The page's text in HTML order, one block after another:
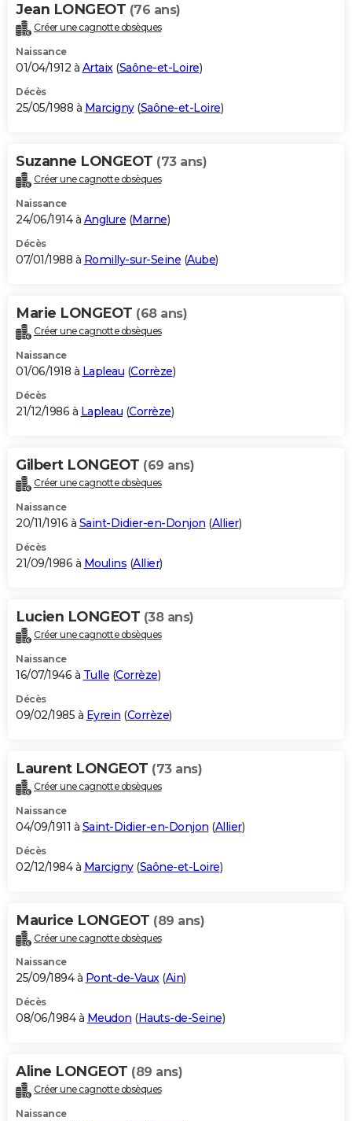
Jean LONGEOT (76 ans)
Créer une cagnotte obsèques
Naissance
01/04/1912 à Artaix(Saône-et-Loire)
Décès
25/05/1988 à Marcigny(Saône-et-Loire)
Suzanne LONGEOT (73 ans)
Créer une cagnotte obsèques
Naissance
24/06/1914 à Anglure (Marne)
Décès
07/01/1988 à Romilly-sur-Seine (Aube)
Marie LONGEOT (68 ans)
Créer une cagnotte obsèques
Naissance
01/06/1918 à Lapleau (Corrèze)
Décès
21/12/1986 à Lapleau (Corrèze)
Gilbert LONGEOT (69 ans)
Créer une cagnotte obsèques
Naissance
20/11/1916 à Saint-Didier-en-Donjon (Allier)
Décès
21/09/1986 à Moulins (Allier)
Lucien LONGEOT (38 ans)
Créer une cagnotte obsèques
Naissance
16/07/1946 à Tulle (Corrèze)
Décès
09/02/1985 à Eyrein (Corrèze)
Laurent LONGEOT (73 ans)
Créer une cagnotte obsèques
Naissance
04/09/1911 à Saint-Didier-en-Donjon (Allier)
Décès
02/12/1984 à Marcigny(Saône-et-Loire)
Maurice LONGEOT (89 ans)
Créer une cagnotte obsèques
Naissance
25/09/1894 à Pont-de-Vaux(Ain)
Décès
08/06/1984 à Meudon (Hauts-de-Seine)
Aline LONGEOT (89 ans)
Créer une cagnotte obsèques
Naissance